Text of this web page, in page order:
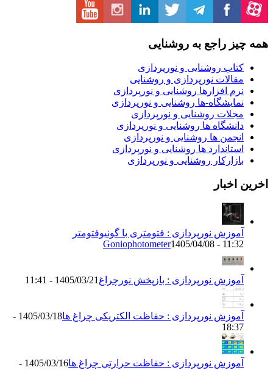
همه چیز راجع به روشنایی
کتاب روشنایی و نورپردازی
مقالات نورپردازی و روشنایی
نرم افزارها روشنایی و نورپردازی
نمایشگاه-ها روشنایی و نورپردازی
مجلات روشنایی و نورپردازی
دانشگاه ها روشنایی و نورپردازی
انجمن ها روشنایی و نورپردازی
استاندارد ها روشنایی و نورپردازی
بازارکار روشنایی و نورپردازی
اخرین اخبار
آموزش نورپردازی : فتومتری با گونیوفتومتر
Goniophotometer1405/04/08 - 11:32
آموزش نورپردازی : بازپخش نورچراغ 1405/03/21 - 11:41
آموزش نورپردازی : حفاظت الکتریکی چراغ ها
1405/03/18 -
18:37
آموزش نورپردازی : حفاظت حرارتی چراغ ها
1405/03/16 -